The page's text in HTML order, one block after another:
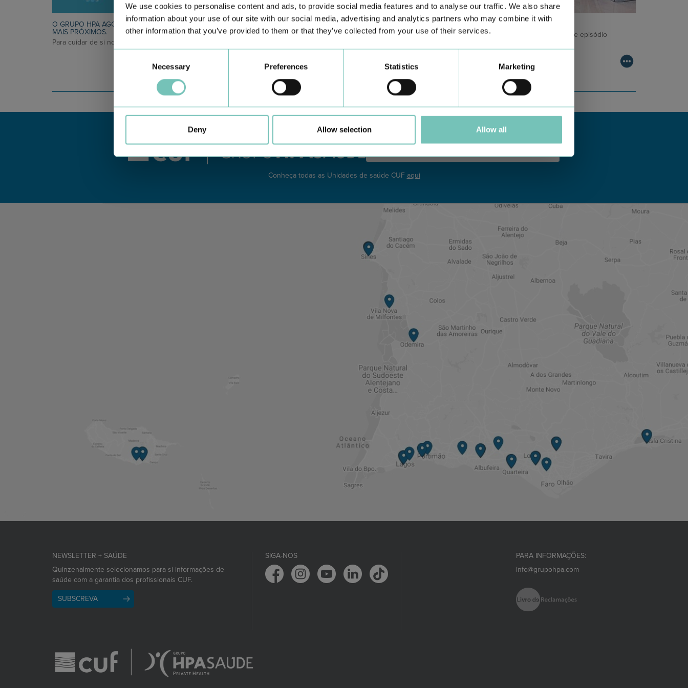
We use cookies to personalise content and ads, to provide social media features and to analyse our traffic. We also share
information about your use of our site with our social media, advertising and analytics partners who may combine it with
other information that you’ve provided to them or that they’ve collected from your use of their services.
Necessary Preferences Statistics Marketing
Deny Allow selection Allow all
O GRUPO HPA AGORA É CUF: JUNTOS E CADA VEZ
MAIS PRÓXIMOS.
Para cuidar de si no Algarve, Alentejo e Madeira
CIRURGIA AO ESTRABISMO PEDIÁTRICO
Realizou-se no Hospital CUF Faro a primeira Cirurgia de
PODCAST EM ONCOLOGIA
Com um formato dinâmico e direto, este episódio
Conheça todas as Unidades de saúde CUF aqui
NEWSLETTER + SAÚDE
Quinzenalmente selecionamos para si informações de
saúde com a garantia dos profissionais CUF.
SUBSCREVA
SIGA-NOS
PARA INFORMAÇÕES:
info@grupohpa.com